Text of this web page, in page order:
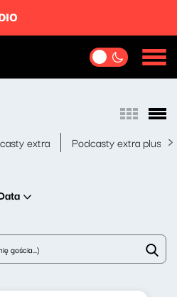
extra Podcasty extra plus